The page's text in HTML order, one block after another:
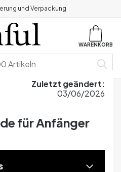
und Verpackung
WARENKORB
- Ein Guide für Anfänger
Zuletzt geändert:
03/06/2026
für Anfänger